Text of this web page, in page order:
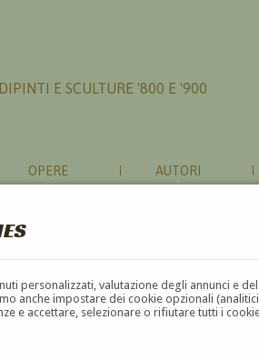
personalizzati, valutazione degli annunci e
anche impostare dei cookie opzionali
e accettare, selezionare o rifiutare tutti i
DIPINTI E SCULTURE '800 E '900
OPERE AUTORI